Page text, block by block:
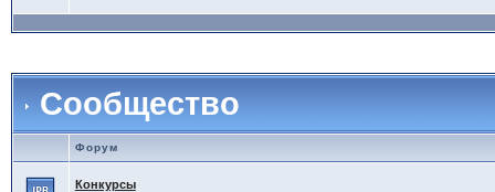
Сообщество
Форум
Конкурсы